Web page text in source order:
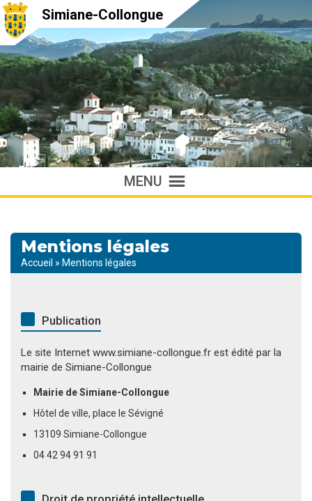
Simiane-Collongue
MENU
Mentions légales
Accueil » Mentions légales
Publication
Le site Internet www.simiane-collongue.fr est édité par la
mairie de Simiane-Collongue
Mairie de Simiane-Collongue
Hôtel de ville, place le Sévigné
13109 Simiane-Collongue
04 42 94 91 91